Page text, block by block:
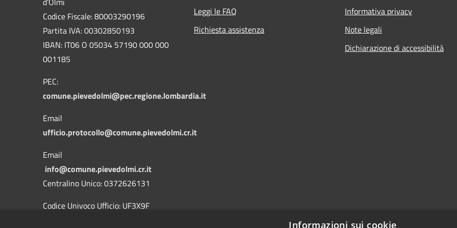
Codice Fiscale: 80003290196
Partita IVA: 00302850193
IBAN: IT06 O 05034 57190 000 000
001185
PEC:
comune.pievedolmi@pec.regione.lombardia.it
Email
ufficio.protocollo@comune.pievedolmi.cr.it
Email
info@comune.pievedolmi.cr.it
Centralino Unico: 0372626131
Codice Univoco Ufficio: UF3X9F
Leggi le FAQ
Richiesta assistenza
Informativa privacy
Note legali
Dichiarazione di accessibilità
Informazioni sui cookie